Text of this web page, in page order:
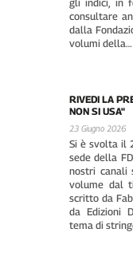
gli indici, in
consultare
dalla
volumi della…
RIVEDI LA
NON SI USA"
23 Giugno 2026
Si è svolta il
sede della
nostri canali
volume dal
scritto da
da Edizioni
tema di